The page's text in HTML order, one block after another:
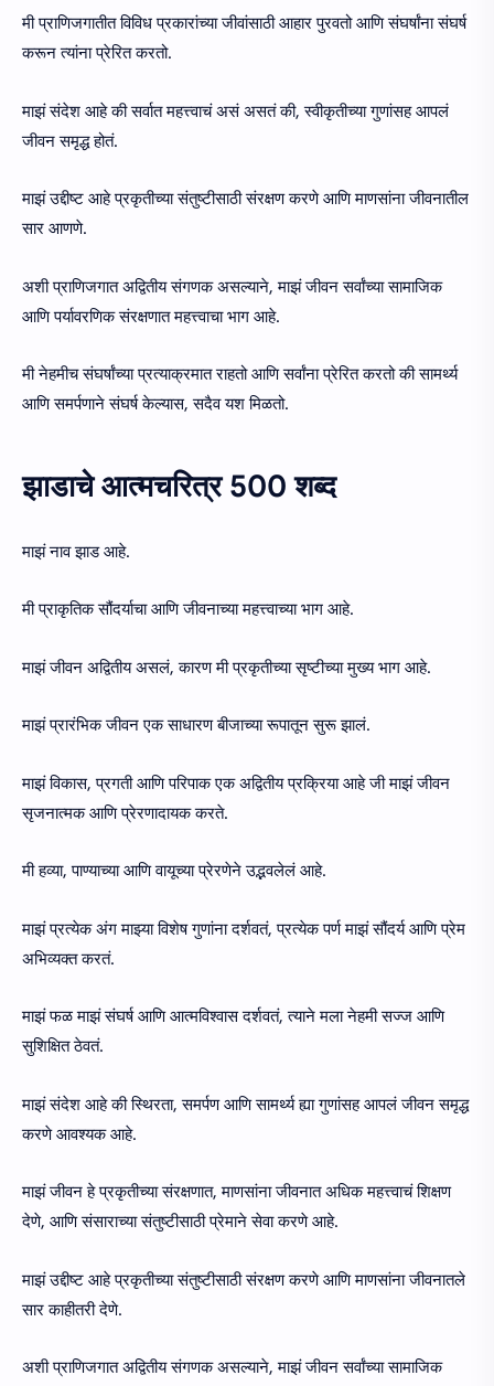
मी प्राणिजगातीत विविध प्रकारांच्या जीवांसाठी आहार पुरवतो आणि संघर्षांना संघर्ष
करून त्यांना प्रेरित करतो.
माझं संदेश आहे की सर्वात महत्त्वाचं असं असतं की, स्वीकृतीच्या गुणांसह आपलं
जीवन समृद्ध होतं.
माझं उद्दीष्ट आहे प्रकृतीच्या संतुष्टीसाठी संरक्षण करणे आणि माणसांना जीवनातील
सार आणणे.
अशी प्राणिजगात अद्वितीय संगणक असल्याने, माझं जीवन सर्वांच्या सामाजिक
आणि पर्यावरणिक संरक्षणात महत्त्वाचा भाग आहे.
मी नेहमीच संघर्षांच्या प्रत्याक्रमात राहतो आणि सर्वांना प्रेरित करतो की सामर्थ्य
आणि समर्पणाने संघर्ष केल्यास, सदैव यश मिळतो.
झाडाचे आत्मचरित्र 500 शब्द
माझं नाव झाड आहे.
मी प्राकृतिक सौंदर्याचा आणि जीवनाच्या महत्त्वाच्या भाग आहे.
माझं जीवन अद्वितीय असलं, कारण मी प्रकृतीच्या सृष्टीच्या मुख्य भाग आहे.
माझं प्रारंभिक जीवन एक साधारण बीजाच्या रूपातून सुरू झालं.
माझं विकास, प्रगती आणि परिपाक एक अद्वितीय प्रक्रिया आहे जी माझं जीवन
सृजनात्मक आणि प्रेरणादायक करते.
मी हव्या, पाण्याच्या आणि वायूच्या प्रेरणेने उद्भवलेलं आहे.
माझं प्रत्येक अंग माझ्या विशेष गुणांना दर्शवतं, प्रत्येक पर्ण माझं सौंदर्य आणि प्रेम
अभिव्यक्त करतं.
माझं फळ माझं संघर्ष आणि आत्मविश्वास दर्शवतं, त्याने मला नेहमी सज्ज आणि
सुशिक्षित ठेवतं.
माझं संदेश आहे की स्थिरता, समर्पण आणि सामर्थ्य ह्या गुणांसह आपलं जीवन समृद्ध
करणे आवश्यक आहे.
माझं जीवन हे प्रकृतीच्या संरक्षणात, माणसांना जीवनात अधिक महत्त्वाचं शिक्षण
देणे, आणि संसाराच्या संतुष्टीसाठी प्रेमाने सेवा करणे आहे.
माझं उद्दीष्ट आहे प्रकृतीच्या संतुष्टीसाठी संरक्षण करणे आणि माणसांना जीवनातले
सार काहीतरी देणे.
अशी प्राणिजगात अद्वितीय संगणक असल्याने, माझं जीवन सर्वांच्या सामाजिक